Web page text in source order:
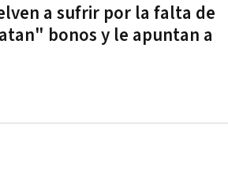
a sufrir por la falta de
bonos y le apuntan a